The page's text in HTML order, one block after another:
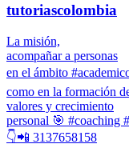
tutoriascolombia
La misión,
acompañar a personas
en el ámbito
como en la formación
valores y crecimiento
personal 🎯 #coaching
👇📲 3137658158